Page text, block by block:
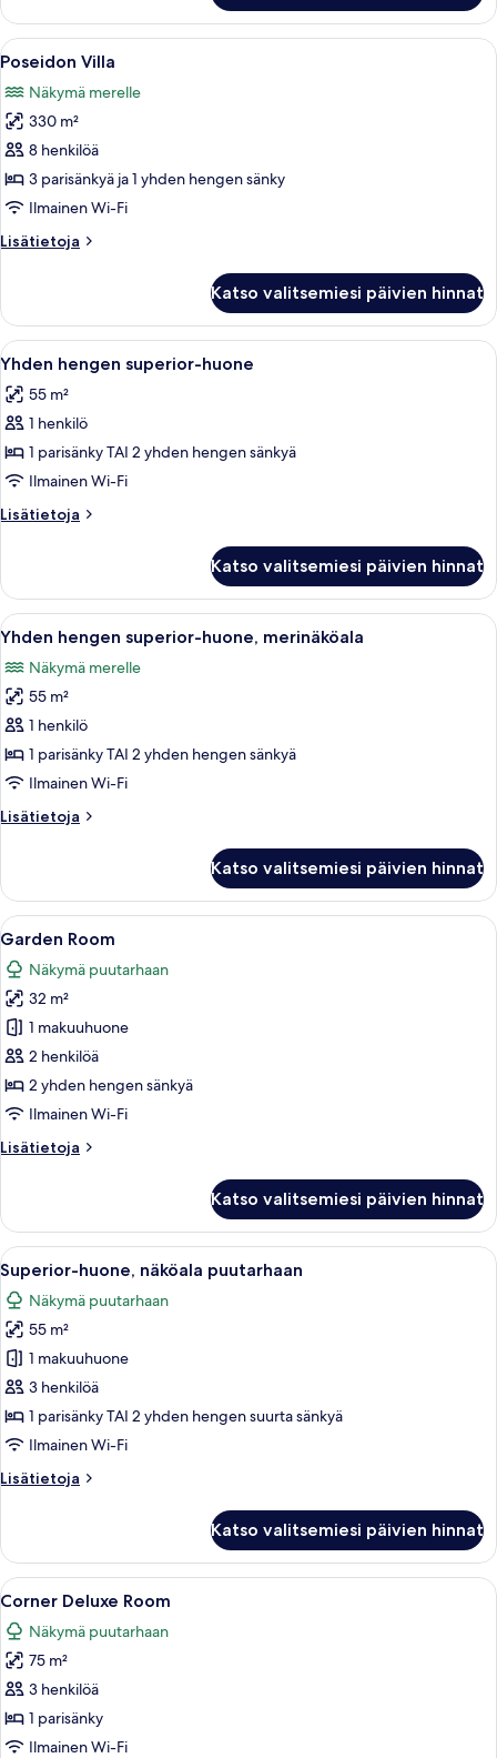
Avaa
kaikki
huonetyypin
Poseidon
Villa
kuvat
Poseidon Villa | Ilmaiset
2
Poseidon Villa
Näkymä merelle
330 m²
8 henkilöä
3 parisänkyä ja 1 yhden hengen sänky
Ilmainen Wi-Fi
Lisätietoja
Lisätietoja
Katso valitsemiesi päivien hinnat
Avaa
kaikki
huonetyypin
Yhden
hengen
superior-
huone
kuvat
Ilmaiset minibaarituotteet,
3
Yhden hengen superior-huone
55 m²
1 henkilö
1 parisänky TAI 2 yhden hengen sänkyä
Ilmainen Wi-Fi
Lisätietoja
Lisätietoja
superior-
huone
Katso valitsemiesi päivien hinnat
Avaa
kaikki
huonetyypin
Yhden
hengen
superior-
huone,
kuvat
Ilmaiset minibaarituotteet,
3
Yhden hengen superior-huone, merinäköala
Näkymä merelle
55 m²
1 henkilö
1 parisänky TAI 2 yhden hengen sänkyä
Ilmainen Wi-Fi
Lisätietoja
Lisätietoja
superior-
huone,
merinäköala
Katso valitsemiesi päivien hinnat
Avaa
kaikki
huonetyypin
Garden
Room
kuvat
Moderni hotellihuone, jossa on kaksi
2
Garden Room
Näkymä puutarhaan
32 m²
1 makuuhuone
2 henkilöä
2 yhden hengen sänkyä
Ilmainen Wi-Fi
Lisätietoja
Lisätietoja
Katso valitsemiesi päivien hinnat
Avaa
kaikki
huonetyypin
Superior-
huone,
näköala
puutarhaan
kuvat
Moderni huone, jossa on
3
Superior-huone, näköala puutarhaan
Näkymä puutarhaan
55 m²
1 makuuhuone
3 henkilöä
1 parisänky TAI 2 yhden hengen suurta sänkyä
Ilmainen Wi-Fi
Lisätietoja
Lisätietoja
näköala
puutarhaan
Katso valitsemiesi päivien hinnat
Avaa
kaikki
huonetyypin
Corner
Deluxe
Room
kuvat
Moderni hotellihuone, jossa on
3
Corner Deluxe Room
Näkymä puutarhaan
75 m²
3 henkilöä
1 parisänky
Ilmainen Wi-Fi